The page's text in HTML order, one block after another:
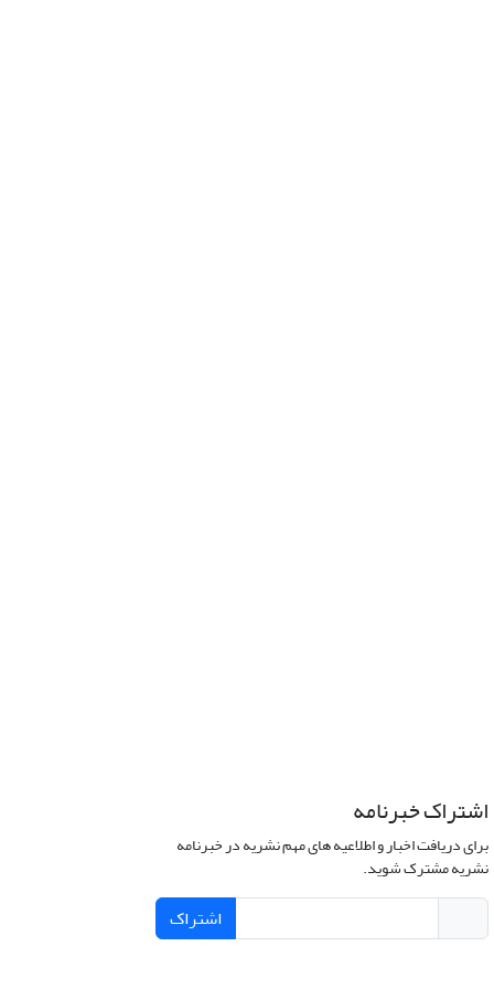
اشتراک خبرنامه
برای دریافت اخبار و اطلاعیه های مهم نشریه در خبرنامه
نشریه مشترک شوید.
اشتراک